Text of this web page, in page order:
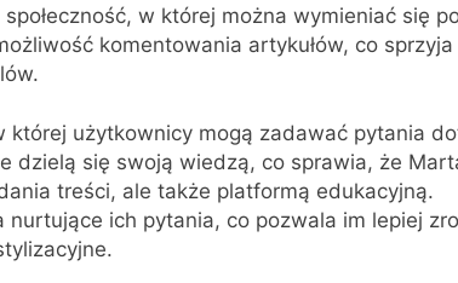
w której można wymieniać się
komentowania artykułów, co sprzyja
użytkownicy mogą zadawać pytania
dzielą się swoją wiedzą, co sprawia, że
treści, ale także platformą edukacyjną.
ich pytania, co pozwala im lepiej